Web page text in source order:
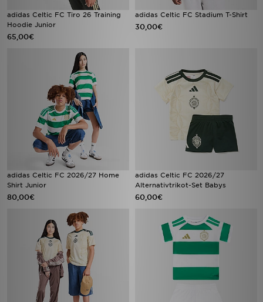
adidas Celtic FC Tiro 26 Training
Hoodie Junior
65,00€
adidas Celtic FC Stadium T-Shirt
30,00€
adidas Celtic FC 2026/27 Home
Shirt Junior
80,00€
adidas Celtic FC 2026/27
Alternativtrikot-Set Babys
60,00€